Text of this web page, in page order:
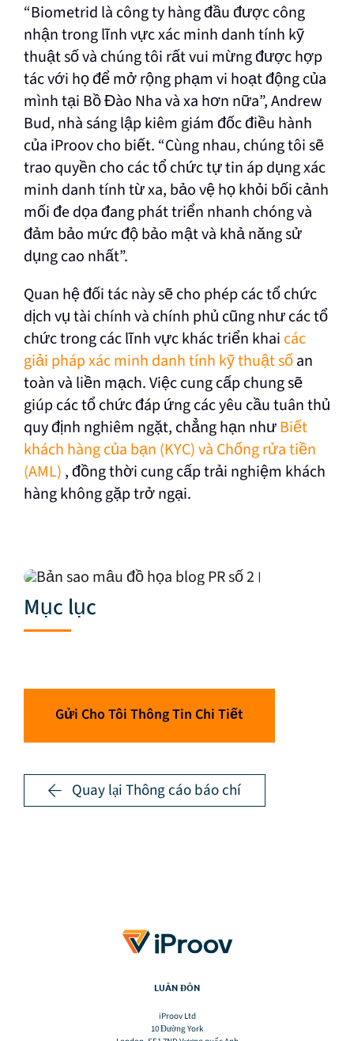
“Biometrid là công ty hàng đầu được công
nhận trong lĩnh vực xác minh danh tính kỹ
thuật số và chúng tôi rất vui mừng được hợp
tác với họ để mở rộng phạm vi hoạt động của
mình tại Bồ Đào Nha và xa hơn nữa”, Andrew
Bud, nhà sáng lập kiêm giám đốc điều hành
của iProov cho biết. “Cùng nhau, chúng tôi sẽ
trao quyền cho các tổ chức tự tin áp dụng xác
minh danh tính từ xa, bảo vệ họ khỏi bối cảnh
mối đe dọa đang phát triển nhanh chóng và
đảm bảo mức độ bảo mật và khả năng sử
dụng cao nhất”.
Quan hệ đối tác này sẽ cho phép các tổ chức
dịch vụ tài chính và chính phủ cũng như các tổ
chức trong các lĩnh vực khác triển khai các
giải pháp xác minh danh tính kỹ thuật sốan
toàn và liền mạch. Việc cung cấp chung sẽ
giúp các tổ chức đáp ứng các yêu cầu tuân thủ
quy định nghiêm ngặt, chẳng hạn nhưBiết
khách hàng của bạn (KYC) và Chống rửa tiền
(AML) , đồng thời cung cấp trải nghiệm khách
hàng không gặp trở ngại.
Mục lục
Gửi Cho Tôi Thông Tin Chi Tiết
Quay lại Thông cáo báo chí
LUÂN ĐÔN
iProov Ltd
10 Đường York